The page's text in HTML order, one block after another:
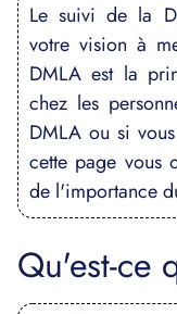
Le suivi de la
votre vision à
DMLA est la
chez les
DMLA ou si
cette page vous
de l'importance
Qu'est-ce